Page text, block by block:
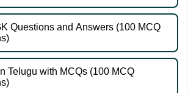
Questions and Answers (100 MCQ
Telugu with MCQs (100 MCQ